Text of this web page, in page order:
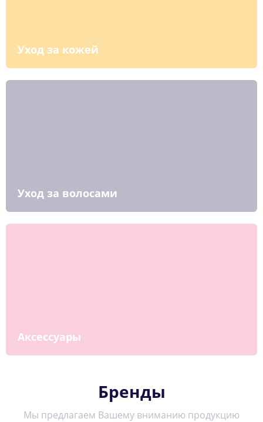
Уход за кожей
Уход за волосами
Аксессуары
Бренды
Мы предлагаем Вашему вниманию продукцию